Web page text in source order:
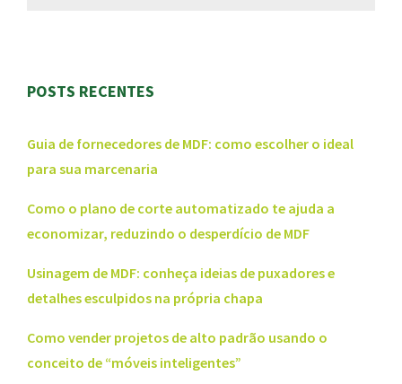
POSTS RECENTES
Guia de fornecedores de MDF: como escolher o ideal
para sua marcenaria
Como o plano de corte automatizado te ajuda a
economizar, reduzindo o desperdício de MDF
Usinagem de MDF: conheça ideias de puxadores e
detalhes esculpidos na própria chapa
Como vender projetos de alto padrão usando o
conceito de “móveis inteligentes”